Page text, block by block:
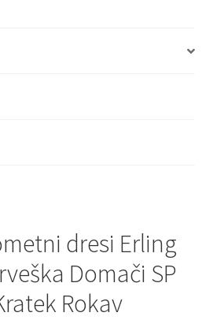
dresi Erling
Domači SP
Rokav